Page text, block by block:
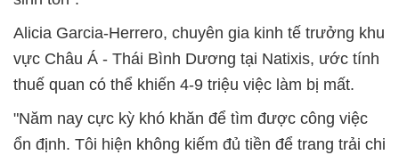
Alicia Garcia-Herrero, chuyên gia kinh tế trưởng khu
vực Châu Á - Thái Bình Dương tại Natixis, ước tính
thuế quan có thể khiến 4-9 triệu việc làm bị mất.
"Năm nay cực kỳ khó khăn để tìm được công việc
ổn định. Tôi hiện không kiếm đủ tiền để trang trải chi